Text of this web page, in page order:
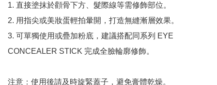
1. 直接塗抹於顴骨下方、髮際線等需修飾部位。
2. 用指尖或美妝蛋輕拍暈開，打造無縫漸層效果。
3. 可單獨使用或疊加粉底，建議搭配同系列 EYE
CONCEALER STICK 完成全臉輪廓修飾。
注意：使用後請及時旋緊蓋子，避免膏體乾燥。